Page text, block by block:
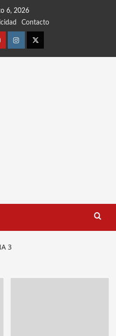
6, 2026
Contacto
InstagramTwitter
3